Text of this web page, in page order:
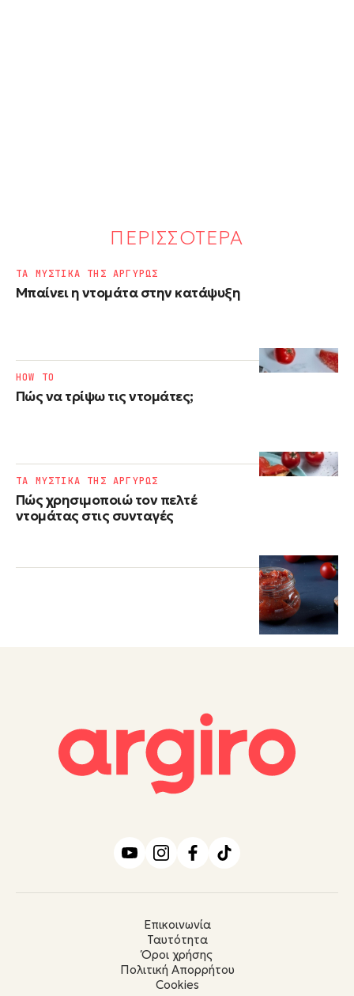
ΠΕΡΙΣΣΟΤΕΡΑ
Μπαίνει η ντομάτα στην κατάψυξη
ΤΑ ΜΥΣΤΙΚΑ ΤΗΣ ΑΡΓΥΡΩΣ
Πώς να τρίψω τις ντομάτες;
HOW TO
Πώς χρησιμοποιώ τον πελτέ
ντομάτας στις συνταγές
ΤΑ ΜΥΣΤΙΚΑ ΤΗΣ ΑΡΓΥΡΩΣ
Επικοινωνία
Ταυτότητα
Όροι χρήσης
Πολιτική Απορρήτου
Cookies